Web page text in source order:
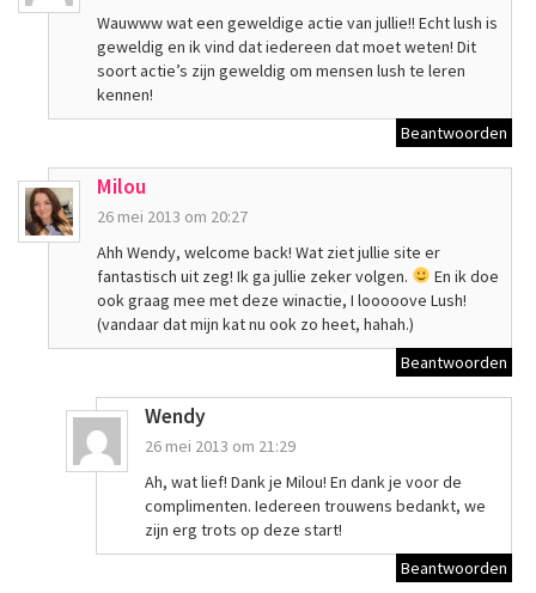
Wauwww wat een geweldige actie van jullie!! Echt lush is
geweldig en ik vind dat iedereen dat moet weten! Dit
soort actie’s zijn geweldig om mensen lush te leren
kennen!
Beantwoorden
Milou
26 mei 2013 om 20:27
Ahh Wendy, welcome back! Wat ziet jullie site er
fantastisch uit zeg! Ik ga jullie zeker volgen.
En ik doe
ook graag mee met deze winactie, I looooove Lush!
(vandaar dat mijn kat nu ook zo heet, hahah.)
Beantwoorden
Wendy
26 mei 2013 om 21:29
Ah, wat lief! Dank je Milou! En dank je voor de
complimenten. Iedereen trouwens bedankt, we
zijn erg trots op deze start!
Beantwoorden